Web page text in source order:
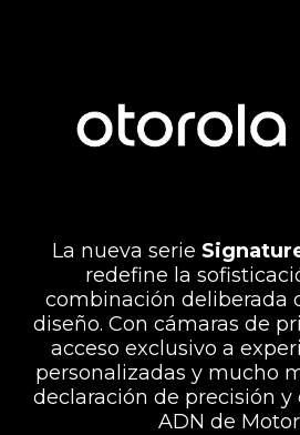
La nueva serie
redefine la
combinación deliberada
diseño. Con cámaras de
acceso exclusivo a
personalizadas y mucho
declaración de precisión y
ADN de